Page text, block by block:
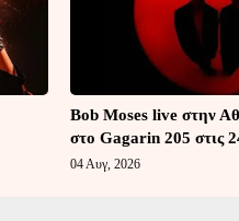
Bob Moses live στην
στο Gagarin 205 στις
04 Αυγ, 2026